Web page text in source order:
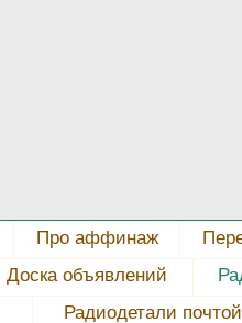
Про аффинаж
Доска объявлений
Радиодетали почтой